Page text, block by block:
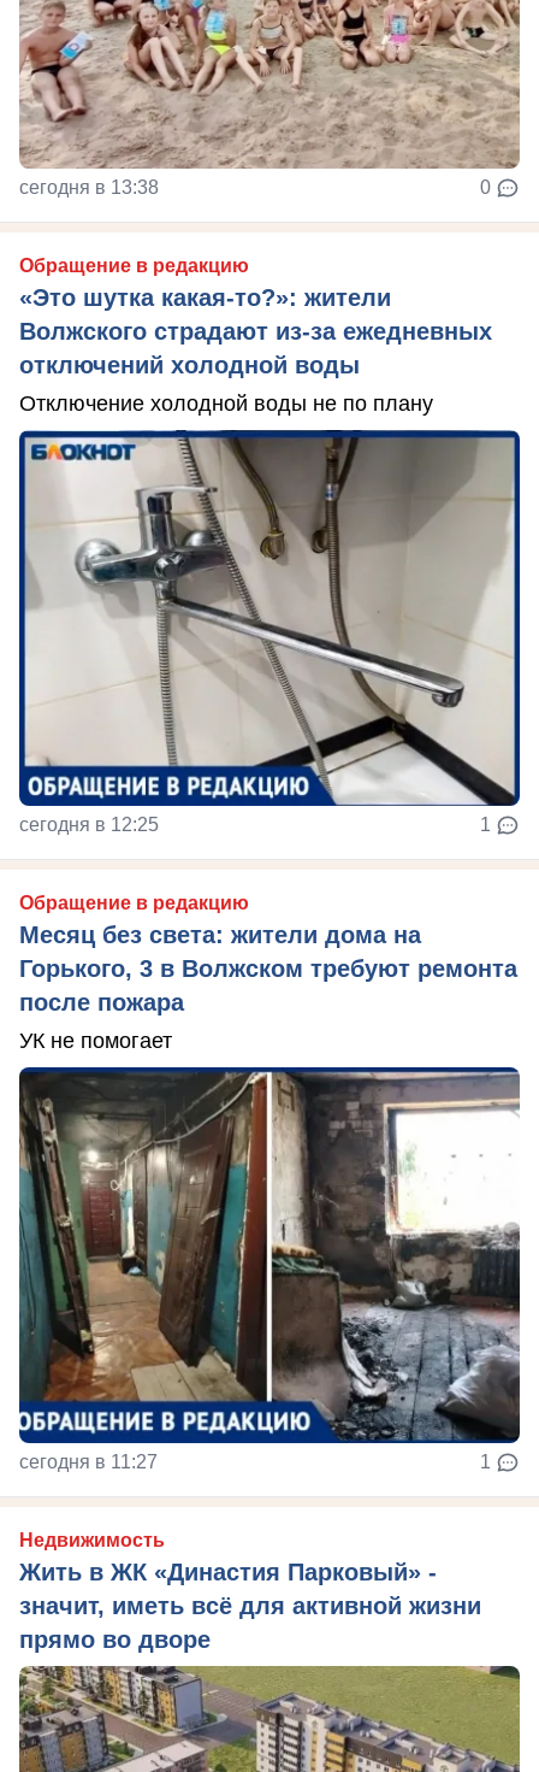
сегодня в 13:38 0
Обращение в редакцию
«Это шутка какая-то?»: жители
Волжского страдают из‑за ежедневных
отключений холодной воды
Отключение холодной воды не по плану
сегодня в 12:25 1
Обращение в редакцию
Месяц без света: жители дома на
Горького, 3 в Волжском требуют ремонта
после пожара
УК не помогает
сегодня в 11:27 1
Недвижимость
Жить в ЖК «Династия Парковый» -
значит, иметь всё для активной жизни
прямо во дворе